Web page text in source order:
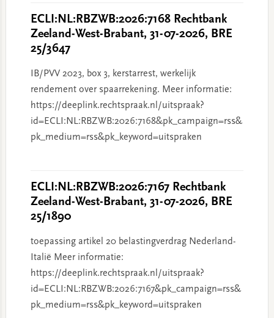
ECLI:NL:RBZWB:2026:7168 Rechtbank
Zeeland-West-Brabant, 31-07-2026, BRE
25/3647
IB/PVV 2023, box 3, kerstarrest, werkelijk
rendement over spaarrekening. Meer informatie:
https://deeplink.rechtspraak.nl/uitspraak?
id=ECLI:NL:RBZWB:2026:7168&pk_campaign=rss&
pk_medium=rss&pk_keyword=uitspraken
ECLI:NL:RBZWB:2026:7167 Rechtbank
Zeeland-West-Brabant, 31-07-2026, BRE
25/1890
toepassing artikel 20 belastingverdrag Nederland-
Italië Meer informatie:
https://deeplink.rechtspraak.nl/uitspraak?
id=ECLI:NL:RBZWB:2026:7167&pk_campaign=rss&
pk_medium=rss&pk_keyword=uitspraken